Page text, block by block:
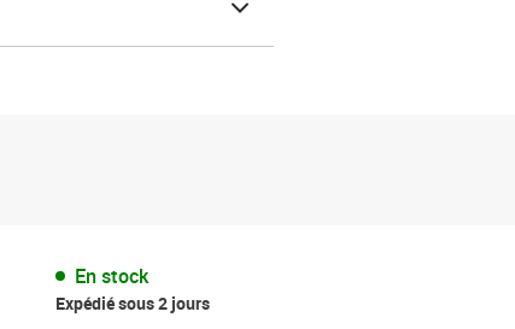
En stock
Expédié sous 2 jours